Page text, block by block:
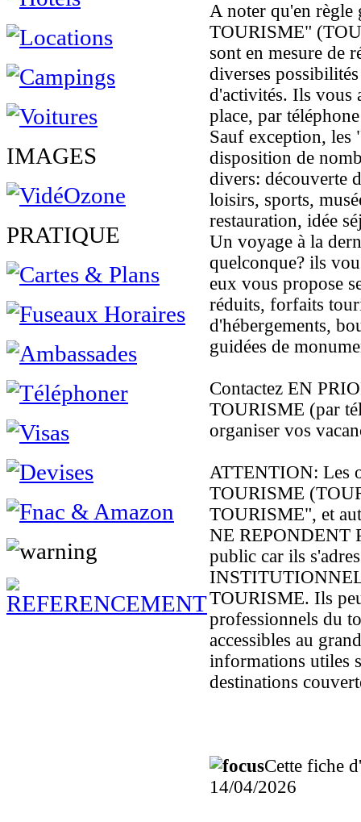
IMAGES
PRATIQUE
A noter qu'en règle
TOURISME"
sont en mesure de
diverses
d'activités. Ils vous
place, par
Sauf exception, les
disposition de
divers: découverte
loisirs, sports,
restauration, idée
Un voyage à la
quelconque? ils
eux vous propose
réduits, forfaits
d'hébergements,
guidées de
Contactez EN
TOURISME (par
organiser vos
ATTENTION: Les
TOURISME
TOURISME", et
NE REPONDENT
public car ils
TOURISME. Ils
professionnels du
accessibles au
informations utiles
destinations
Cette fiche
14/04/2026